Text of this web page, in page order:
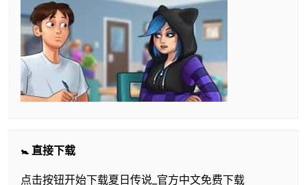
🚼 直接下载
点击按钮开始下载夏日传说_官方中文免费下载